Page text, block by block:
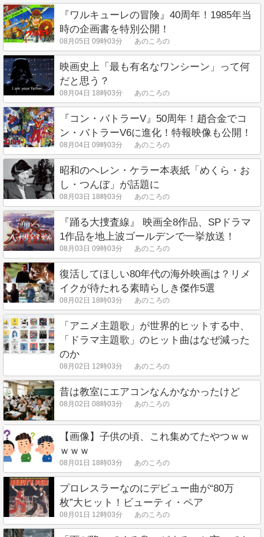
『ワルキューレの冒険』40周年！1985年当
時の企画書を特別公開！
08月05日 09時03分 あのころの
映画史上「最も有名なワンシーン」って何
だと思う？
08月04日 18時03分 あのころの
『コン・バトラーV』50周年！趙合金でコ
ン・バトラーV6に進化！特報映像も公開！
08月04日 09時03分 あのころの
昭和のヘレン・ケラー本表紙「めくら・お
し・つんぼ」が話題に
08月03日 18時03分 あのころの
『踊る大捜査線』 映画全8作品、SPドラマ
1作品を地上波ゴールデンで一挙放送！
08月03日 09時03分 あのころの
復活してほしい80年代の海外映画は？リメ
イクが待たれる素晴らしき傑作5選
08月02日 18時03分 あのころの
「アニメ主題歌」が世界的ヒットする中、
「ドラマ主題歌」のヒット曲はなぜ減った
のか
08月02日 12時03分 あのころの
昔は教室にエアコンなんかなかったけど
08月02日 08時03分 あのころの
【画像】子供の頃、これ集めてたやつｗｗ
ｗｗｗ
08月01日 18時03分 あのころの
プロレスラーなのにデビュー曲が“80万
枚”大ヒット！ビューティ・ペア
08月01日 12時03分 あのころの